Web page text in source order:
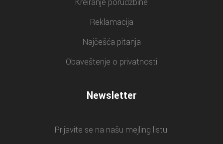
Kreiranje porudžbine
Reklamacija
Najčešća pitanja
Obaveštenje o privatnosti
Newsletter
Prijavite se na našu mejling listu.